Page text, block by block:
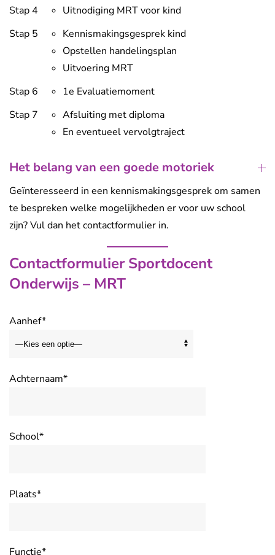
Stap 4
Uitnodiging MRT voor kind
Stap 5
Kennismakingsgesprek kind
Opstellen handelingsplan
Uitvoering MRT
Stap 6
1e Evaluatiemoment
Stap 7
Afsluiting met diploma
En eventueel vervolgtraject
Het belang van een goede motoriek
Geïnteresseerd in een kennismakingsgesprek om samen
te bespreken welke mogelijkheden er voor uw school
zijn? Vul dan het contactformulier in.
Contactformulier Sportdocent
Onderwijs – MRT
Aanhef*
Achternaam*
School*
Plaats*
Functie*